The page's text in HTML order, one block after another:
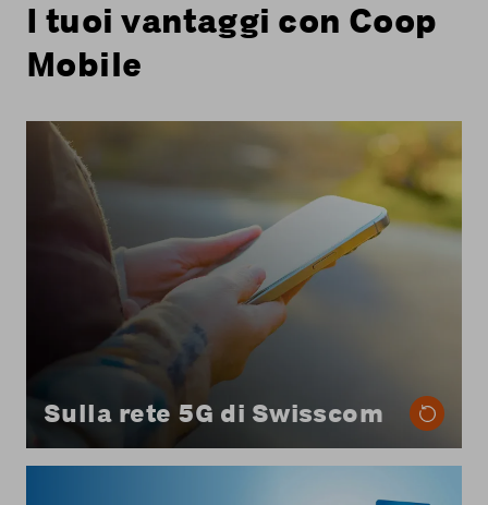
I tuoi vantaggi con Coop
Mobile
Sulla rete 5G di Swisscom
Con tutti gli abbonamenti mobili di Coop
Mobile, utilizzi la rete 5G di Swisscom.